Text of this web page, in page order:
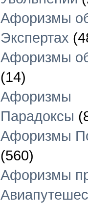
Афоризмы
Экспертах
Афоризмы
(14)
Афоризмы
Парадоксы
Афоризмы
(560)
Афоризмы